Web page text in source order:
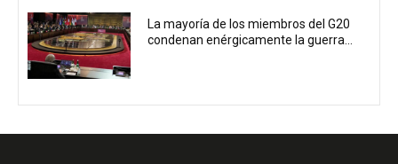
La mayoría de los miembros del G20
condenan enérgicamente la guerra...